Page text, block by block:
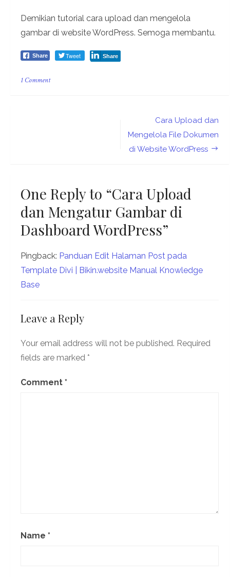
Demikian tutorial cara upload dan mengelola
gambar di website WordPress. Semoga membantu.
Share Tweet Share
1 Commenton
Cara Upload dan
Mengelola File Dokumen
di Website WordPress
One Reply to “Cara Upload
dan Mengatur Gambar di
Dashboard WordPress”
Pingback: Panduan Edit Halaman Post pada
Template Divi | Bikin.website Manual Knowledge
Base
Leave a Reply
Your email address will not be published. Required
fields are marked *
Comment *
Name *